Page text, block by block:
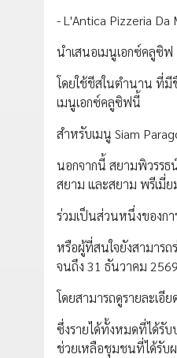
- L'Antica Pizzeria
นำเสนอเมนูเอกซ์คลูซิ
โดยใช้ชีสในตำนาน ที่มี
เมนูเอกซ์คลูซิฟนี้
สำหรับเมนู Siam
นอกจากนี้ สยามพิวรรธ
สยาม และสยาม พรีเมี่ย
ร่วมเป็นส่วนหนึ่งของก
หรือผู้ที่สนใจยังสามาร
จนถึง 31 ธันวาคม 2569
โดยสามารถดูรายละเอี
ซึ่งรายได้ทั้งหมดที่ได้รั
ช่วยเหลือชุมชนที่ได้รับ